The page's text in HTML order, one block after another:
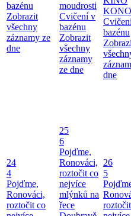
bazénu
Zobrazit
všechny
záznamy ze
dne
moudrosti
Cvičení v
bazénu
Zobrazit
všechny
záznamy
ze dne
bazénu
dne
24
4
Pojďme,
Ronováci,
roztočit co
25
6
Pojďme,
Ronováci,
roztočit co
nejvíce
mlýnků na
řece
26
5